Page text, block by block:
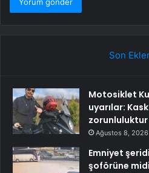
Son
Motosiklet
uyarılar:
zorunluluktur
Ağustos 8, 2026
Emniyet
şoförüne